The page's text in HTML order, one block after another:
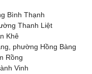
Bình Thạnh
Thanh Liệt
Khê
phường Hồng Bàng
Rồng
Vinh